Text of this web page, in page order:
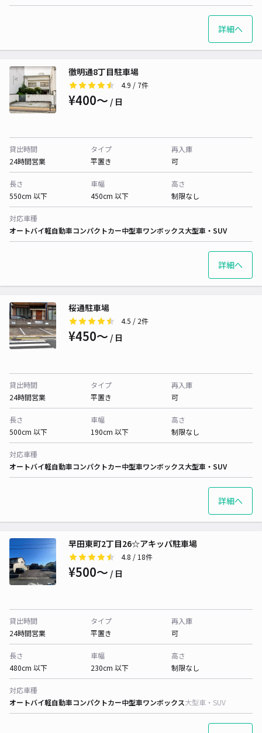
詳細へ
徹明通8丁目駐車場
4.9 / 7件
¥400〜 / 日
貸出時間
24時間営業
タイプ
平置き
再入庫
可
長さ
550cm 以下
車幅
450cm 以下
高さ
制限なし
対応車種
オートバイ軽自動車コンパクトカー中型車ワンボックス大型車・SUV
詳細へ
桜通駐車場
4.5 / 2件
¥450〜 / 日
貸出時間
24時間営業
タイプ
平置き
再入庫
可
長さ
500cm 以下
車幅
190cm 以下
高さ
制限なし
対応車種
オートバイ軽自動車コンパクトカー中型車ワンボックス大型車・SUV
詳細へ
早田東町2丁目26☆アキッパ駐車場
4.8 / 18件
¥500〜 / 日
貸出時間
24時間営業
タイプ
平置き
再入庫
可
長さ
480cm 以下
車幅
230cm 以下
高さ
制限なし
対応車種
オートバイ軽自動車コンパクトカー中型車ワンボックス大型車・SUV